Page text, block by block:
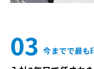
03 今までで最も